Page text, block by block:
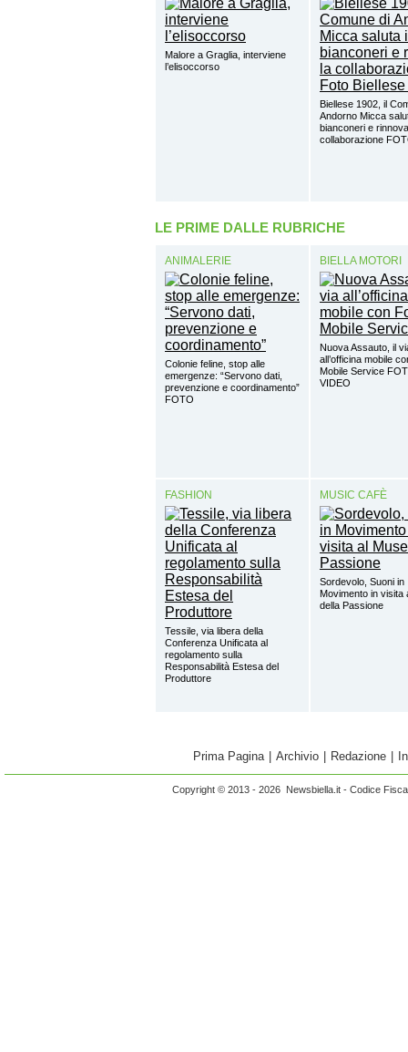
Malore a Graglia, interviene
l’elisoccorso
Biellese 1902, il
Andorno Micca
bianconeri e
collaborazione
LE PRIME DALLE RUBRICHE
ANIMALERIE
Colonie feline, stop alle
emergenze: “Servono dati,
prevenzione e coordinamento”
FOTO
BIELLA MOTORI
Nuova Assauto, il
all’officina mobile
Mobile Service
VIDEO
FASHION
Tessile, via libera della
Conferenza Unificata al
regolamento sulla
Responsabilità Estesa del
Produttore
MUSIC CAFÈ
Sordevolo, Suoni in
Movimento in visita
della Passione
Prima Pagina Archivio Redazione
Copyright © 2013 - 2026 Newsbiella.it - Codice